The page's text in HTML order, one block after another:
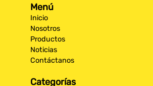
Menú
Inicio
Nosotros
Productos
Noticias
Contáctanos
Categorías